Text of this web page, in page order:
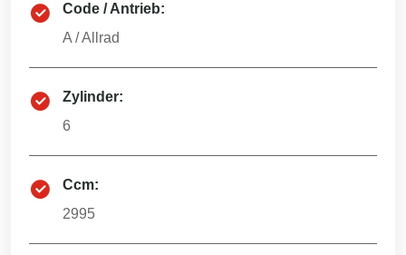
Code / Antrieb:
A /Allrad
Zylinder:
6
Ccm:
2995